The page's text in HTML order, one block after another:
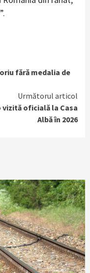
fără medalia de
Următorul articol
vizită oficială la Casa
Albă în 2026